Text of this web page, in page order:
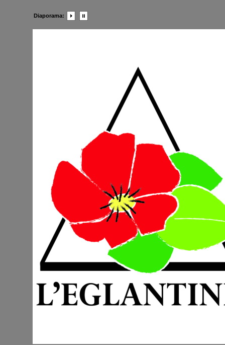
Diaporama: